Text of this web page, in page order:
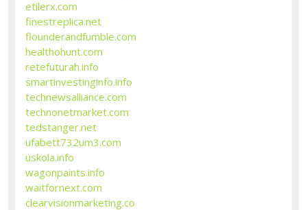
etilerx.com
finestreplica.net
flounderandfumble.com
healthohunt.com
retefuturah.info
smartinvestinginfo.info
technewsalliance.com
technonetmarket.com
tedstanger.net
ufabett732um3.com
uskola.info
wagonpaints.info
waitfornext.com
clearvisionmarketing.co